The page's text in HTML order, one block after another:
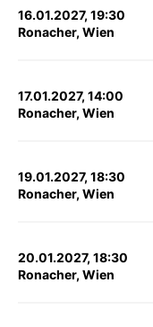
16.01.2027, 19:30
Ronacher, Wien
17.01.2027, 14:00
Ronacher, Wien
19.01.2027, 18:30
Ronacher, Wien
20.01.2027, 18:30
Ronacher, Wien